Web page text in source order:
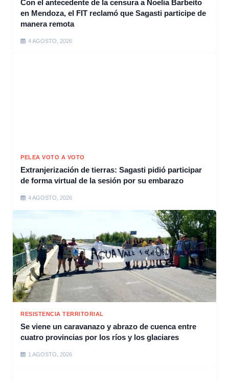
Con el antecedente de la censura a Noelia Barbeito
en Mendoza, el FIT reclamó que Sagasti participe de
manera remota
4 AGOSTO, 2026
PELEA VOTO A VOTO
Extranjerización de tierras: Sagasti pidió participar
de forma virtual de la sesión por su embarazo
4 AGOSTO, 2026
RESISTENCIA TERRITORIAL
Se viene un caravanazo y abrazo de cuenca entre
cuatro provincias por los ríos y los glaciares
1 AGOSTO, 2026